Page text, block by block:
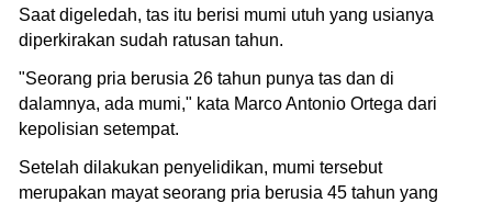
Saat digeledah, tas itu berisi mumi utuh yang usianya
diperkirakan sudah ratusan tahun.
"Seorang pria berusia 26 tahun punya tas dan di
dalamnya, ada mumi," kata Marco Antonio Ortega dari
kepolisian setempat.
Setelah dilakukan penyelidikan, mumi tersebut
merupakan mayat seorang pria berusia 45 tahun yang